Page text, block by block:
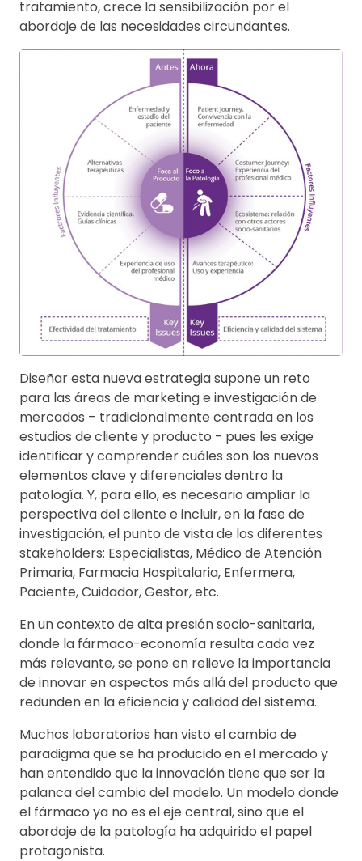
tratamiento, crece la sensibilización por el
abordaje de las necesidades circundantes.
Diseñar esta nueva estrategia supone un reto
para las áreas de marketing e investigación de
mercados – tradicionalmente centrada en los
estudios de cliente y producto - pues les exige
identificar y comprender cuáles son los nuevos
elementos clave y diferenciales dentro la
patología. Y, para ello, es necesario ampliar la
perspectiva del cliente e incluir, en la fase de
investigación, el punto de vista de los diferentes
stakeholders: Especialistas, Médico de Atención
Primaria, Farmacia Hospitalaria, Enfermera,
Paciente, Cuidador, Gestor, etc.
En un contexto de alta presión socio-sanitaria,
donde la fármaco-economía resulta cada vez
más relevante, se pone en relieve la importancia
de innovar en aspectos más allá del producto que
redunden en la eficiencia y calidad del sistema.
Muchos laboratorios han visto el cambio de
paradigma que se ha producido en el mercado y
han entendido que la innovación tiene que ser la
palanca del cambio del modelo. Un modelo donde
el fármaco ya no es el eje central, sino que el
abordaje de la patología ha adquirido el papel
protagonista.